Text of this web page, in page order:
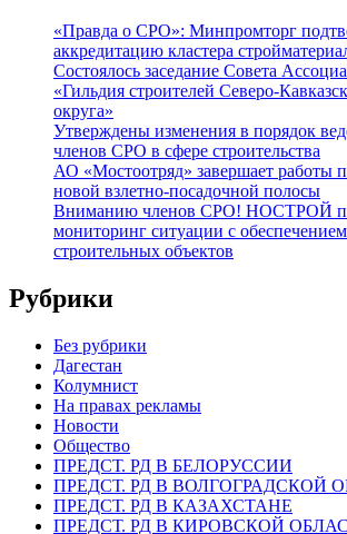
«Правда о СРО»: Минпромторг
аккредитацию кластера
Состоялось заседание Совета
«Гильдия строителей Северо-
округа»
Утверждены изменения в порядок
членов СРО в сфере строительства
АО «Мостоотряд» завершает работы
новой взлетно-посадочной полосы
Вниманию членов СРО! НОСТРОЙ
мониторинг ситуации с
строительных объектов
Рубрики
Без рубрики
Дагестан
Колумнист
На правах рекламы
Новости
Общество
ПРЕДСТ. РД В БЕЛОРУССИИ
ПРЕДСТ. РД В ВОЛГОГРАДСКОЙ
ПРЕДСТ. РД В КАЗАХСТАНЕ
ПРЕДСТ. РД В КИРОВСКОЙ